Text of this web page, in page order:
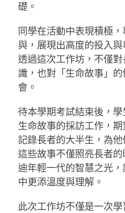
礎。
同學在活動中表現積極
與，展現出高度的投入與
透過這次工作坊，不僅
識，也對「生命故事」
會。
待本學期考試結束後，
生命故事的採訪工作，
記錄長者的大半生，為他
這些故事不僅照亮長者
迪年輕一代的智慧之光
中更添溫度與理解。
此次工作坊不僅是一次